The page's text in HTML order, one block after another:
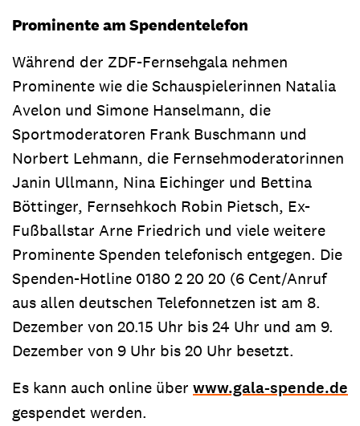
Prominente am Spendentelefon
Während der ZDF-Fernsehgala nehmen
Prominente wie die Schauspielerinnen Natalia
Avelon und Simone Hanselmann, die
Sportmoderatoren Frank Buschmann und
Norbert Lehmann, die Fernsehmoderatorinnen
Janin Ullmann, Nina Eichinger und Bettina
Böttinger, Fernsehkoch Robin Pietsch, Ex-
Fußballstar Arne Friedrich und viele weitere
Prominente Spenden telefonisch entgegen. Die
Spenden-Hotline 0180 2 20 20 (6 Cent/Anruf
aus allen deutschen Telefonnetzen ist am 8.
Dezember von 20.15 Uhr bis 24 Uhr und am 9.
Dezember von 9 Uhr bis 20 Uhr besetzt.
Es kann auch online über www.gala-spende.de
gespendet werden.